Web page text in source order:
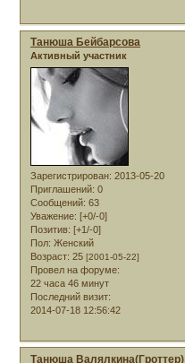
Танюша Бейбарсова
Активный участник
Зарегистрирован: 2013-05-20
Приглашений: 0
Сообщений: 63
Уважение: [+0/-0]
Позитив: [+1/-0]
Пол: Женский
Возраст: 25 [2001-05-22]
Провел на форуме:
22 часа 46 минут
Последний визит:
2014-07-18 12:56:42
Танюша Валялкина(Гроттер)